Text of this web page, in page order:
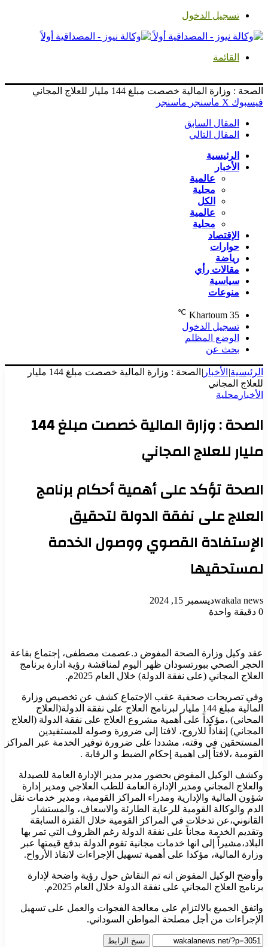
تسجيل الدخول
القائمة
الصحة : وزارة المالية خصصت مبلغ 144 مليار للعلاج المجاني
فيسبوك ‫X ماسنجر ماسنجر
المقال السابق
المقال التالي
الرئيسية
الأخبار
عالمية
محلية
الكل
عالمية
محلية
الإقتصاد
حوارات
رياضة
مقالات رأي
سياسية
منوعات
Khartoum 35
℃
تسجيل الدخول
الوضع المظلم
بحث عن
الرئيسية| الأخبار |
الصحة : وزارة المالية خصصت مبلغ 144 مليار
للعلاج المجاني
الأخبار محلية
الصحة : وزارة المالية خصصت مبلغ 144
مليار للعلاج المجاني
الصحة تؤكد على أهمية أحكام برنامج
العلاج على نفقة الدولة لتحقيق
الإستفادة القصوي ووصول الخدمة
لمستحقيها
wakala newsديسمبر 15, 2024
0 دقيقة واحدة
عقد وكيل وزارة الصحة المفوض د.عصمت مصطفى، إجتماع بقاعة
الحجر الصحي ببورتسودان ظهر اليوم لمناقشة رؤية ادارة برنامج
العلاج المجاني (على نفقة الدولة) خلال العام 2025م.
وفي تصريحات صحفية عقب الإجتماع كشف عن تخصيص وزارة
المالية مبلغ 144 مليار لبرنامج العلاج على نفقة الدولة(العلاج
المحاني) ،مؤكداً على أهمية مشروع العلاج على نفقة الدولة (العلاج
المجاني) إنقاذاً للاروح، لافتا إلى ضرورة وصوله للمستفيدين
المستحقين في وقته، مشددا على ضرورة توفير الخدمة عبر المراكز
القومية ،لافتاً إلى اهمية إحكام الضبط و الرقابة .
وكشف الوكيل المفوض بحضور مدير مدير الإدارة العامة للصيدلة
والعلاج المجاني ومدير الإدارة العامة للطب العلاجي ومدير إدارة
شؤون المالية والإدارية ومدراء المراكز القومية، ومدير خدمات نقل
الدم والوكالة القومية للرعاية الطارئة والاسعاف، والمستشار
القانوني،عن تدخلات في المراكز القومية خلال الفترة السابقة
وتقديم الخدمة مجاناً على نفقة الدولة رغم الظروف التي تمر بها
البلاد،مشيراً إلى انها خدمات مجانية تقوم الدولة بدفع قيمتها عبر
وزارة المالية، مؤكدا على أهمية تسهيل الإجراءات لانقاذ الأرواح.
وأوضح الوكيل المفوض انه تم النقاش حول رؤية واضحة لإدارة
برنامج العلاج المجاني على نفقة الدولة خلال العام 2025م.
واتفق الجميع بالالتزام على معالجة الفجوات والعمل على تسهيل
الإجراءات من أجل مصلحة المواطن السوداني.
نسخ الرابط